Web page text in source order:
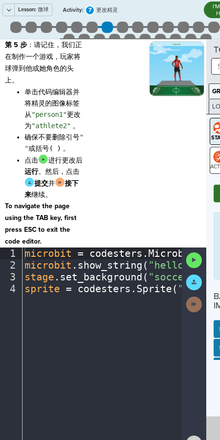
Lesson: 微球 Activity: 7 更改精灵
第 5 步 ：请记住，我们正
在制作一个游戏，玩家将
球弹到他或她角色的头
上。
单击代码编辑器并
将精灵的图像标签
从"person1"更改
为"athlete2" 。
确保不要删除引号"
"或括号( ) 。
点击
进行更改后
运行。然后，点击
提交并
接下
来继续。
To navigate the page
using the TAB key, first
press ESC to exit the
code editor.
1
2
3
4
microbit = codesters .Microbit()
microbit . show_string( "hello")¬
stage . set_background(
sprite = codesters . Sprite(
Code
Submit
Work
Activity